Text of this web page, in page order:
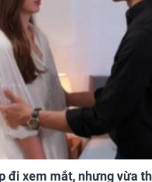
đi xem mắt, nhưng vừa